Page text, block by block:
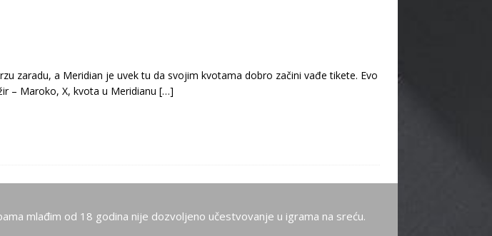
zaradu, a Meridian je uvek tu da svojim kvotama dobro začini vađe tikete. Evo
– Maroko, X, kvota u Meridianu […]
mlađim od 18 godina nije dozvoljeno učestvovanje u igrama na sreću.